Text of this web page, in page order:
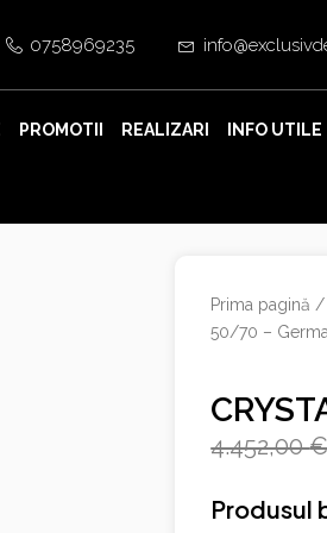
0758969235
PROMOTII REALIZARI INFO UTILE
Prima pagină /
50/70 –
4.452,00
Produsul